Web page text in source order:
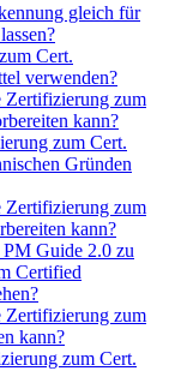
gleich für
Cert.
verwenden?
Zertifizierung zum
kann?
zum Cert.
Gründen
Zertifizierung zum
kann?
PM Guide 2.0 zu
Certified
Zertifizierung zum
kann?
zum Cert.